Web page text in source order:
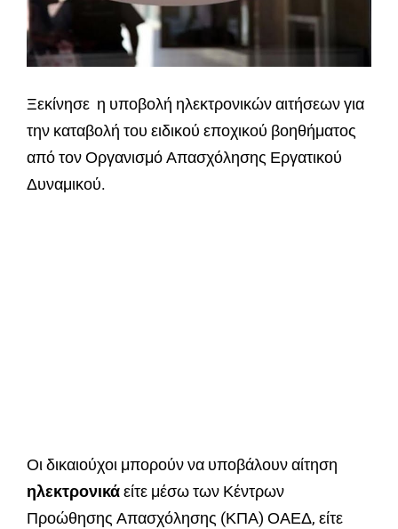
Ξεκίνησε η υποβολή ηλεκτρονικών αιτήσεων για
την καταβολή του ειδικού εποχικού βοηθήματος
από τον Οργανισμό Απασχόλησης Εργατικού
Δυναμικού.
Οι δικαιούχοι μπορούν να υποβάλουν αίτηση
ηλεκτρονικάείτε μέσω των Κέντρων
Προώθησης Απασχόλησης (ΚΠΑ) ΟΑΕΔ, είτε